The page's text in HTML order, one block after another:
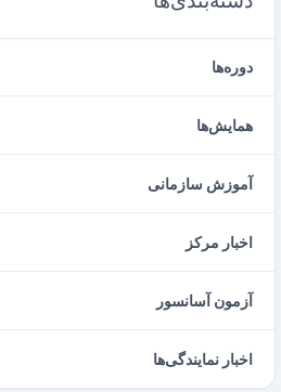
دوره‌ها
همایش‌ها
آموزش سازمانی
اخبار مرکز
آزمون آسانسور
اخبار نمایندگی‌ها